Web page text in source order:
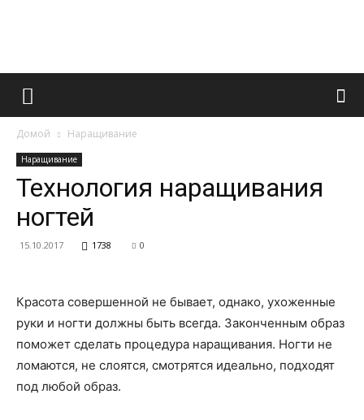
Французский
о
Домой Наращивание
Наращивание
Технология наращивания
ногтей
15.10.2017 1738 0
Красота совершенной не бывает, однако, ухоженные
руки и ногти должны быть всегда. Законченным образ
поможет сделать процедура наращивания. Ногти не
ломаются, не слоятся, смотрятся идеально, подходят
под любой образ.